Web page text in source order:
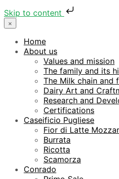
Skip to content
×
Home
About us
Values and mission
The family and its
The Milk chain and
Dairy Art and
Research and
Certifications
Caseificio Pugliese
Fior di Latte
Burrata
Ricotta
Scamorza
Conrado